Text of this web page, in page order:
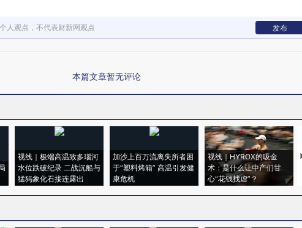
人观点，不代表财新网观点 发布
本篇文章暂无评论
视线｜极端高温致多瑙河
水位跌破纪录 二战沉船与
猛犸象化石接连露出
加沙上百万流离失所者困
于“塑料烤箱” 高温引发健
康危机
视线｜HYROX的吸金
术：是什么让中产们甘
心“花钱找虐”？